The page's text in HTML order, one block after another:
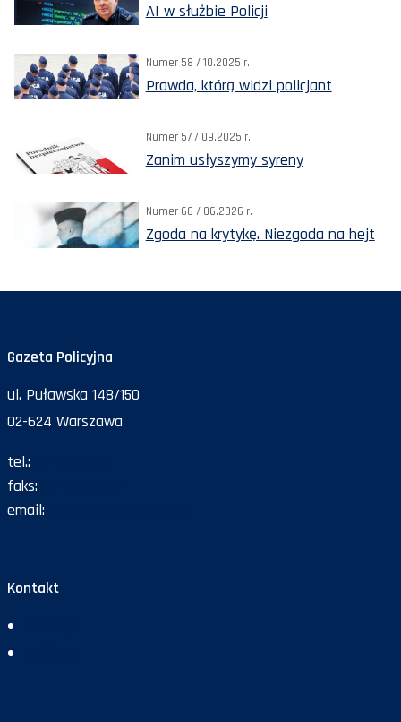
AI w służbie Policji
Numer 58 / 10.2025 r.
Prawda, którą widzi policjant
Numer 57 / 09.2025 r.
Zanim usłyszymy syreny
Numer 66 / 06.2026 r.
Zgoda na krytykę. Niezgoda na hejt
Gazeta Policyjna
ul. Puławska 148/150
02-624 Warszawa
tel.:
faks:
email:
Kontakt